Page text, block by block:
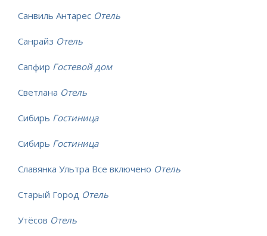
Санвиль Антарес Отель
Санрайз Отель
Сапфир Гостевой дом
Светлана Отель
Сибирь Гостиница
Сибирь Гостиница
Славянка Ультра Все включено Отель
Старый Город Отель
Утёсов Отель